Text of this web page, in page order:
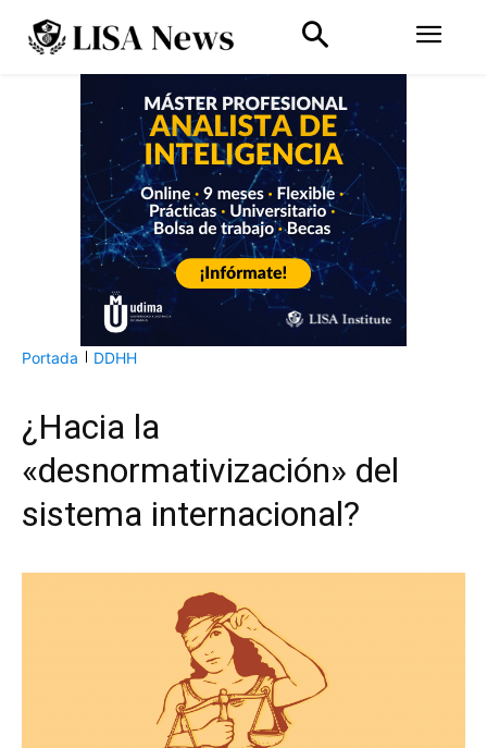
Portada DDHH
¿Hacia la
«desnormativización» del
sistema internacional?